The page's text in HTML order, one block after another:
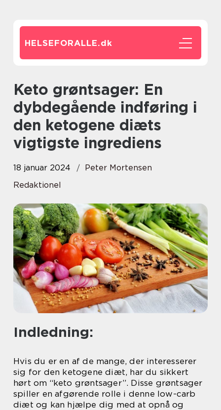
HELSEFORALLE.dk
Keto grøntsager: En
dybdegående indføring i
den ketogene diæts
vigtigste ingrediens
18 januar 2024
Peter Mortensen
Redaktionel
Indledning:
Hvis du er en af de mange, der interesserer
sig for den ketogene diæt, har du sikkert
hørt om “keto grøntsager”. Disse grøntsager
spiller en afgørende rolle i denne low-carb
diæt og kan hjælpe dig med at opnå og